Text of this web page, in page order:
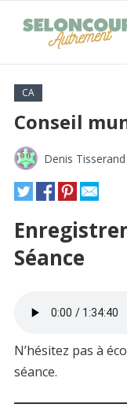
CA
Conseil
Denis Tisserand
Séance
N’hésitez pas à
séance.